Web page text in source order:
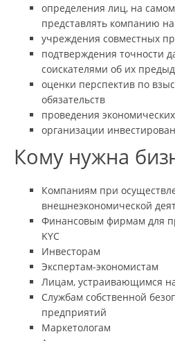
определения лиц, на
представлять компанию
учреждения совместных
подтверждения точности
соискателями об их
оценки перспектив по
обязательств
проведения
организации
Кому нужна
Компаниям при
внешнеэкономической
Финансовым фирмам для
KYC
Инвесторам
Экспертам-экономистам
Лицам, устраивающимся
Службам собственной
предприятий
Маркетологам